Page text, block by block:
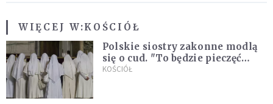
WIĘCEJ W:KOŚCIÓŁ
Polskie siostry zakonne modlą
się o cud. "To będzie pieczęć
Pana Boga dla naszej wiary"
KOŚCIÓŁ